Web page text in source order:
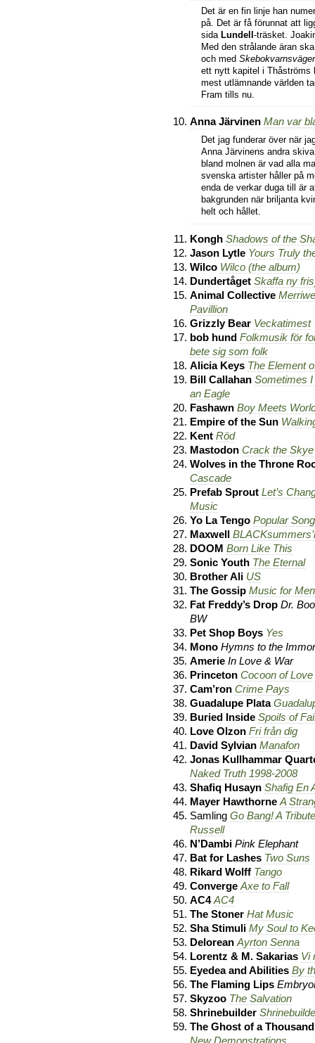
Det är en fin linje han
på. Det är få förunnat att
sidaLundell-träsket.
Med den strålande äran
och med
ett nytt kapitel i Thåströms
mest utlämnande världen
Fram tills nu.
Anna Järvinen Man var
Det jag funderar över när
Anna Järvinens andra
bland molnen är vad alla
svenska artister håller på
enda de verkar duga till är
bakgrunden när briljanta
helt och hållet.
Kongh Shadows of the
Jason Lytle Yours Truly
Wilco Wilco (the album)
Dundertåget Skaffa ny
Animal Collective
Pavillion
Grizzly Bear Veckatimest
bob hund Folkmusik för
bete sig som folk
Alicia Keys The Element
Bill Callahan Sometimes
an Eagle
Fashawn Boy Meets
Empire of the Sun
Kent Röd
Mastodon Crack the Skye
Wolves in the Throne
Cascade
Prefab Sprout Let’s
Music
Yo La Tengo Popular
Maxwell
DOOM Born Like This
Sonic Youth The Eternal
Brother Ali US
The Gossip Music for Men
Fat Freddy’s Drop Dr.
BW
Pet Shop Boys Yes
Mono Hymns to the
Amerie In Love & War
Princeton Cocoon of Love
Cam’ron Crime Pays
Guadalupe Plata
Buried Inside Spoils of
Love Olzon Fri från dig
David Sylvian Manafon
Jonas Kullhammar
Naked Truth 1998-2008
Shafiq Husayn Shafig En
Mayer Hawthorne A
Samling Go Bang! A
Russell
N’Dambi Pink Elephant
Bat for Lashes Two Suns
Rikard Wolff Tango
Converge Axe to Fall
AC4 AC4
The Stoner Hat Music
Sha Stimuli My Soul to
Delorean Ayrton Senna
Lorentz & M. Sakarias Vi
Eyedea and Abilities By
The Flaming Lips
Skyzoo The Salvation
Shrinebuilder
The Ghost of a Thousand
New Demonstrations